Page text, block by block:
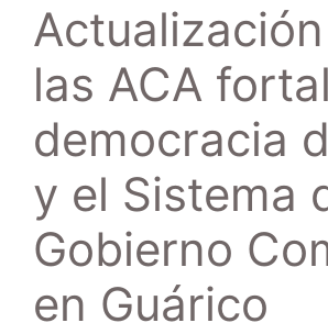
las ACA
democracia
y el Sistema
Gobierno
en Guárico